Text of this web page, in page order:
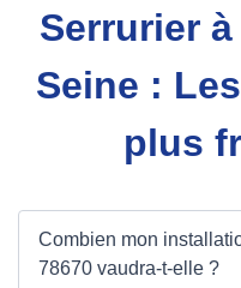
Serrurier
Seine :
plus
Combien mon
78670 vaudra-t-elle ?